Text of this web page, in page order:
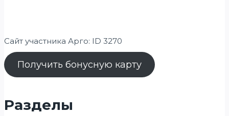
Сайт участника Арго: ID 3270
Получить бонусную карту
Разделы